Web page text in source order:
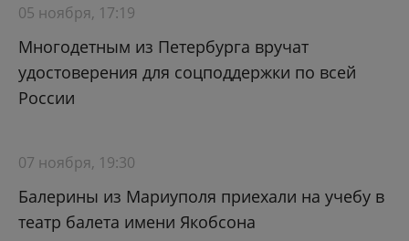
05 ноября, 17:19
Многодетным из Петербурга вручат
удостоверения для соцподдержки по всей
России
07 ноября, 19:30
Балерины из Мариуполя приехали на учебу в
театр балета имени Якобсона